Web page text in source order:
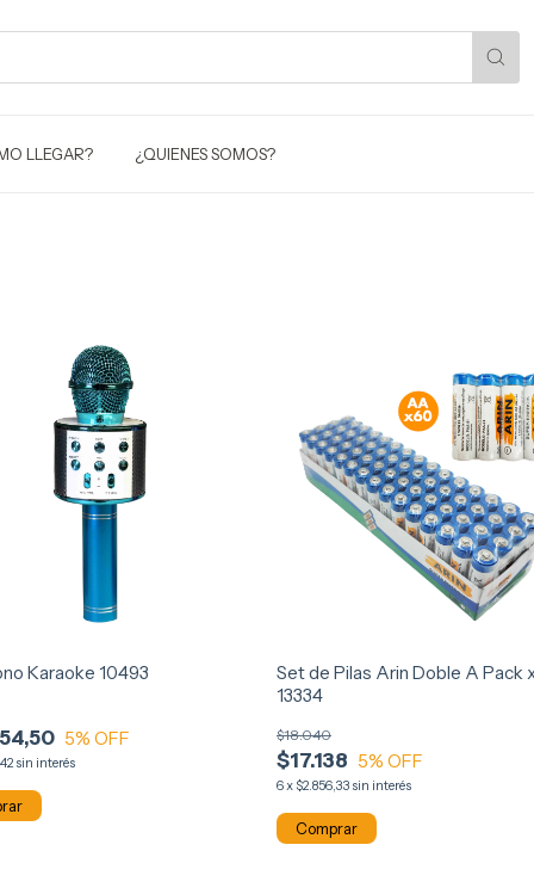
LLEGAR? ¿QUIENES SOMOS?
Karaoke 10493
5% OFF
sin interés
Set de Pilas Arin Doble A Pack
13334
$17.138
$18.040
5% OFF
6x$2.856,33 sin interés